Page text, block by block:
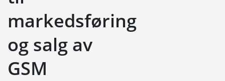
markedsføring
og salg av
GSM